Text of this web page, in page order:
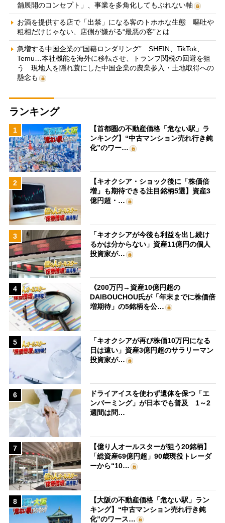
舗展開のコンセプト」、事業を多角化してもぶれない軸
お酒を提供する店で「出禁」になる客のトホホな生態 嘔吐や
粗相だけじゃない、店側が嫌がる“最悪の客”とは
急増する中国企業の“国籍ロンダリング” SHEIN、TikTok、
Temu…本社機能を海外に移転させ、トランプ関税の回避を狙
う 現地人を隠れ蓑にした中国企業の農業参入・土地取得への
懸念も
ランキング
1
【首都圏の不動産価格「危ない駅」ラ
ンキング】“中古マンション売れ行き鈍
化”のワー…
2
【キオクシア・ショック後に「株価倍
増」も期待できる注目銘柄5選】資産3
億円超・…
3
「キオクシアが今後も利益を出し続け
るかは分からない」資産11億円の個人
投資家が…
4
《200万円→資産10億円超の
DAIBOUCHOU氏が「年末までに株価倍
増期待」の5銘柄を公…
5
「キオクシアが再び株価10万円になる
日は遠い」資産3億円超のサラリーマン
投資家が…
6
ドライアイスを使わず遺体を保つ「エ
ンバーミング」が日本でも普及 1～2
週間は問…
7
【億り人オールスターが狙う20銘柄】
「総資産69億円超」90歳現役トレーダ
ーから“10…
8
【大阪の不動産価格「危ない駅」ラン
キング】“中古マンション売れ行き鈍
化”のワース…